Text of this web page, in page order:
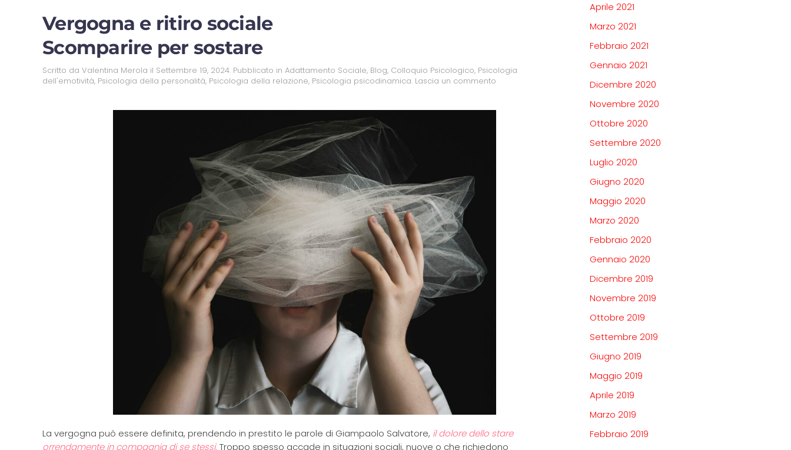
Vergogna e ritiro sociale
Scomparire per sostare
Scritto da Valentina Merola il Settembre 19, 2024. Pubblicato in Adattamento Sociale, Blog, Colloquio Psicologico, Psicologia
dell'emotività, Psicologia della personalità, Psicologia della relazione, Psicologia psicodinamica. Lascia un commento
La vergogna può essere definita, prendendo in prestito le parole di Giampaolo Salvatore, il dolore dello stare
orrendamente in compagnia di se stessi.Troppo spesso accade in situazioni sociali, nuove o che richiedono
Aprile 2021
Marzo 2021
Febbraio 2021
Gennaio 2021
Dicembre 2020
Novembre 2020
Ottobre 2020
Settembre 2020
Luglio 2020
Giugno 2020
Maggio 2020
Marzo 2020
Febbraio 2020
Gennaio 2020
Dicembre 2019
Novembre 2019
Ottobre 2019
Settembre 2019
Giugno 2019
Maggio 2019
Aprile 2019
Marzo 2019
Febbraio 2019